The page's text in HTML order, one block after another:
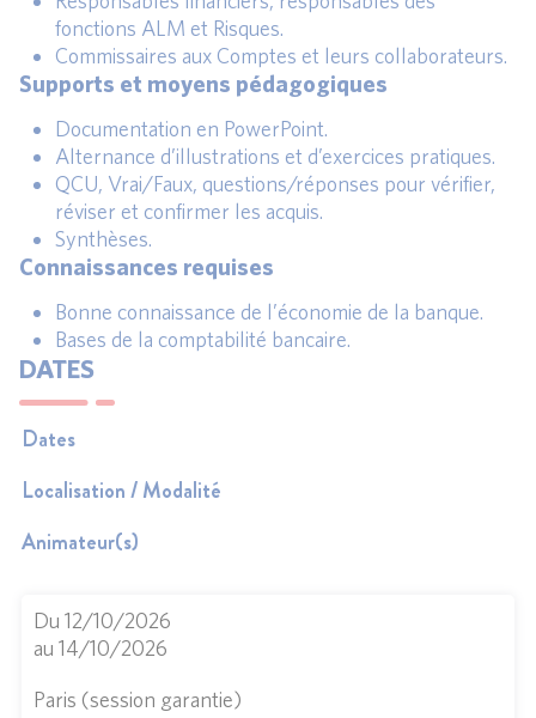
fonctions ALM et Risques.
Commissaires aux Comptes et leurs collaborateurs.
Supports et moyens pédagogiques
Documentation en PowerPoint.
Alternance d’illustrations et d’exercices pratiques.
QCU, Vrai/Faux, questions/réponses pour vérifier,
réviser et confirmer les acquis.
Synthèses.
Connaissances requises
Bonne connaissance de l’économie de la banque.
Bases de la comptabilité bancaire.
DATES
Dates
Localisation / Modalité
Animateur(s)
Du 12/10/2026
au 14/10/2026
Paris (session garantie)